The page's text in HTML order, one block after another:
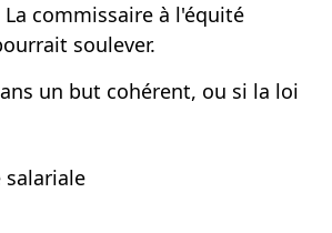
commissaire à l'équité
soulever.
un but cohérent, ou si la loi